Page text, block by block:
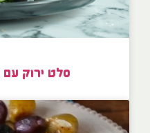
סלט ירוק עם